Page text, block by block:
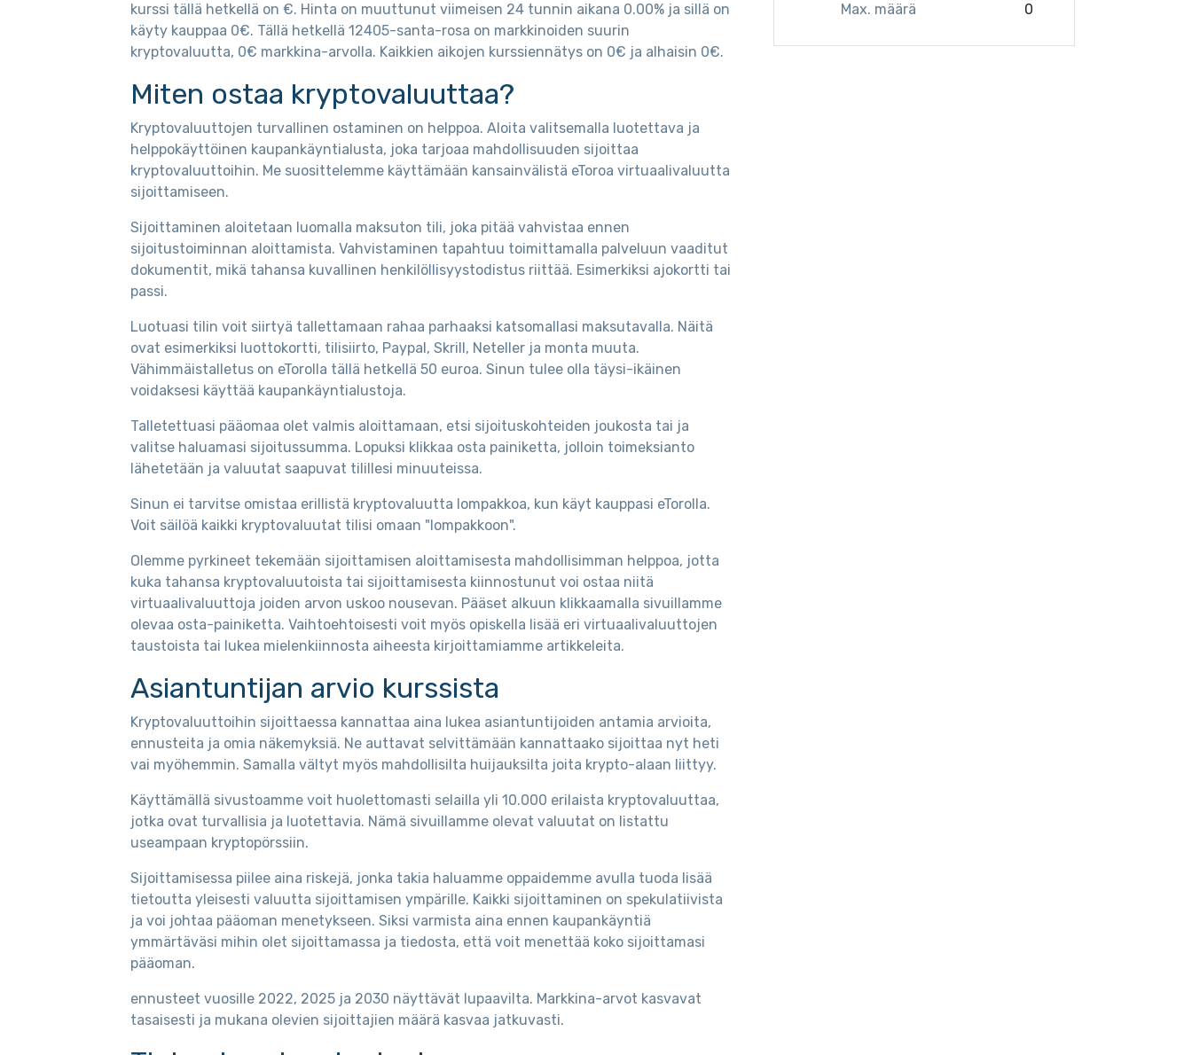
kurssi tällä hetkellä on €. Hinta on muuttunut viimeisen 24 tunnin aikana 0.00% ja sillä on
käyty kauppaa 0€. Tällä hetkellä 12405-santa-rosa on markkinoiden suurin
kryptovaluutta, 0€ markkina-arvolla. Kaikkien aikojen kurssiennätys on 0€ ja alhaisin 0€.
Miten ostaa kryptovaluuttaa?
Kryptovaluuttojen turvallinen ostaminen on helppoa. Aloita valitsemalla luotettava ja
helppokäyttöinen kaupankäyntialusta, joka tarjoaa mahdollisuuden sijoittaa
kryptovaluuttoihin. Me suosittelemme käyttämään kansainvälistä eToroa virtuaalivaluutta
sijoittamiseen.
Sijoittaminen aloitetaan luomalla maksuton tili, joka pitää vahvistaa ennen
sijoitustoiminnan aloittamista. Vahvistaminen tapahtuu toimittamalla palveluun vaaditut
dokumentit, mikä tahansa kuvallinen henkilöllisyystodistus riittää. Esimerkiksi ajokortti tai
passi.
Luotuasi tilin voit siirtyä tallettamaan rahaa parhaaksi katsomallasi maksutavalla. Näitä
ovat esimerkiksi luottokortti, tilisiirto, Paypal, Skrill, Neteller ja monta muuta.
Vähimmäistalletus on eTorolla tällä hetkellä 50 euroa. Sinun tulee olla täysi-ikäinen
voidaksesi käyttää kaupankäyntialustoja.
Talletettuasi pääomaa olet valmis aloittamaan, etsi sijoituskohteiden joukosta tai ja
valitse haluamasi sijoitussumma. Lopuksi klikkaa osta painiketta, jolloin toimeksianto
lähetetään ja valuutat saapuvat tilillesi minuuteissa.
Sinun ei tarvitse omistaa erillistä kryptovaluutta lompakkoa, kun käyt kauppasi eTorolla.
Voit säilöä kaikki kryptovaluutat tilisi omaan "lompakkoon".
Olemme pyrkineet tekemään sijoittamisen aloittamisesta mahdollisimman helppoa, jotta
kuka tahansa kryptovaluutoista tai sijoittamisesta kiinnostunut voi ostaa niitä
virtuaalivaluuttoja joiden arvon uskoo nousevan. Pääset alkuun klikkaamalla sivuillamme
olevaa osta-painiketta. Vaihtoehtoisesti voit myös opiskella lisää eri virtuaalivaluuttojen
taustoista tai lukea mielenkiinnosta aiheesta kirjoittamiamme artikkeleita.
Asiantuntijan arvio kurssista
Kryptovaluuttoihin sijoittaessa kannattaa aina lukea asiantuntijoiden antamia arvioita,
ennusteita ja omia näkemyksiä. Ne auttavat selvittämään kannattaako sijoittaa nyt heti
vai myöhemmin. Samalla vältyt myös mahdollisilta huijauksilta joita krypto-alaan liittyy.
Käyttämällä sivustoamme voit huolettomasti selailla yli 10.000 erilaista kryptovaluuttaa,
jotka ovat turvallisia ja luotettavia. Nämä sivuillamme olevat valuutat on listattu
useampaan kryptopörssiin.
Sijoittamisessa piilee aina riskejä, jonka takia haluamme oppaidemme avulla tuoda lisää
tietoutta yleisesti valuutta sijoittamisen ympärille. Kaikki sijoittaminen on spekulatiivista
ja voi johtaa pääoman menetykseen. Siksi varmista aina ennen kaupankäyntiä
ymmärtäväsi mihin olet sijoittamassa ja tiedosta, että voit menettää koko sijoittamasi
pääoman.
ennusteet vuosille 2022, 2025 ja 2030 näyttävät lupaavilta. Markkina-arvot kasvavat
tasaisesti ja mukana olevien sijoittajien määrä kasvaa jatkuvasti.
Max. määrä 0